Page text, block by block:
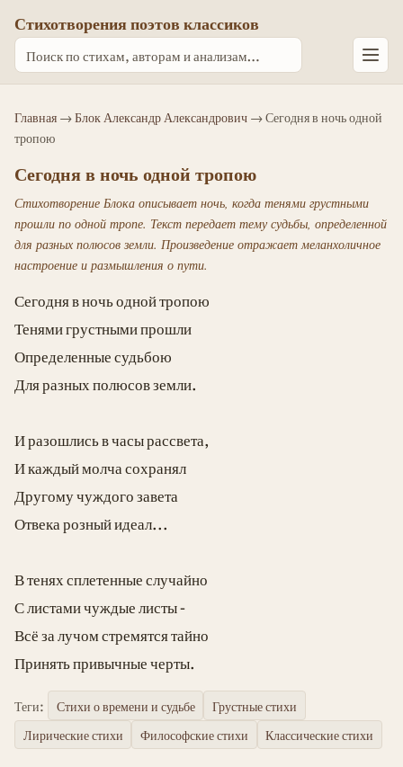
Стихотворения поэтов классиков
Главная→Блок Александр Александрович→ Сегодня в ночь одной
тропою
Сегодня в ночь одной тропою
Стихотворение Блока описывает ночь, когда тенями грустными
прошли по одной тропе. Текст передает тему судьбы, определенной
для разных полюсов земли. Произведение отражает меланхоличное
настроение и размышления о пути.
Сегодня в ночь одной тропою
Тенями грустными прошли
Определенные судьбою
Для разных полюсов земли.
И разошлись в часы рассвета,
И каждый молча сохранял
Другому чуждого завета
Отвека розный идеал...
В тенях сплетенные случайно
С листами чуждые листы -
Всё за лучом стремятся тайно
Принять привычные черты.
Теги: Стихи о времени и судьбе
Грустные стихи
Лирические стихи
Философские стихи Классические стихи